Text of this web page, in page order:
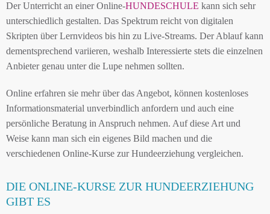
Der Unterricht an einer Online-HUNDESCHULE kann sich sehr
unterschiedlich gestalten. Das Spektrum reicht von digitalen
Skripten über Lernvideos bis hin zu Live-Streams. Der Ablauf kann
dementsprechend variieren, weshalb Interessierte stets die einzelnen
Anbieter genau unter die Lupe nehmen sollten.
Online erfahren sie mehr über das Angebot, können kostenloses
Informationsmaterial unverbindlich anfordern und auch eine
persönliche Beratung in Anspruch nehmen. Auf diese Art und
Weise kann man sich ein eigenes Bild machen und die
verschiedenen Online-Kurse zur Hundeerziehung vergleichen.
DIE ONLINE-KURSE ZUR HUNDEERZIEHUNG
GIBT ES